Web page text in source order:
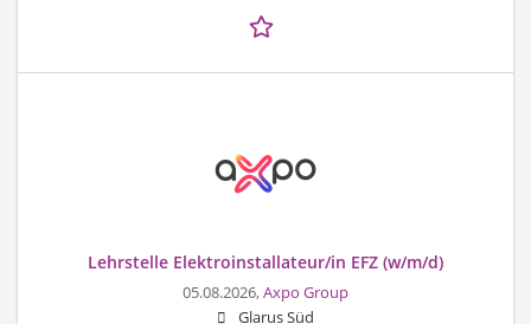
Lehrstelle Elektroinstallateur/in EFZ (w/m/d)
05.08.2026,Axpo Group
Glarus Süd